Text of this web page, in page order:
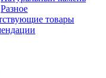
Разное
товары